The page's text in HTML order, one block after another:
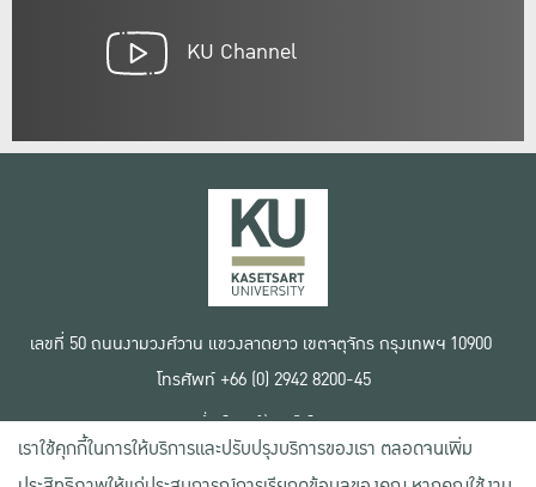
KU Channel
เลขที่ 50 ถนนงามวงศ์วาน แขวงลาดยาว เขตจตุจักร กรุงเทพฯ 10900
โทรศัพท์ +66 (0) 2942 8200-45
เงื่อนไขการใช้งานเว็บไซต์
ข้อตกลงด้านสิทธิ์ใช้งาน
นโยบายความเป็นส่วนตัว
เราใช้คุกกี้ในการให้บริการและปรับปรุงบริการของเรา ตลอดจนเพิ่ม